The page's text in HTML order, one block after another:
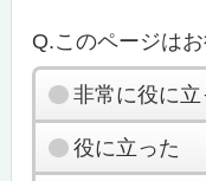
Q.このページは
非常に役に立
役に立った